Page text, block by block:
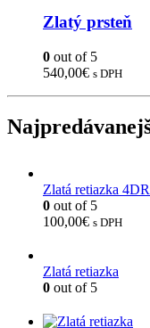
Zlatý prsteň
0 out of 5
540,00€ s DPH
Zlatá retiazka
0 out of 5
100,00€ s DPH
Zlatá retiazka
0 out of 5